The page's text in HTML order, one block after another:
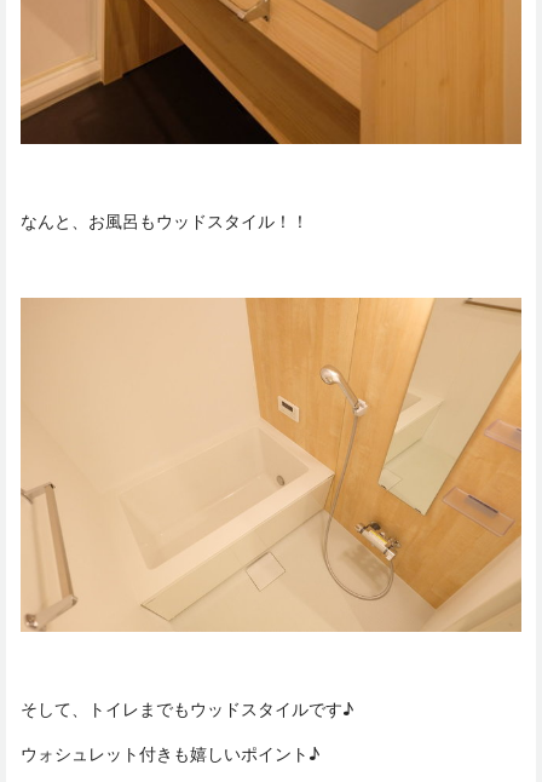
なんと、お風呂もウッドスタイル！！
そして、トイレまでもウッドスタイルです♪
ウォシュレット付きも嬉しいポイント♪